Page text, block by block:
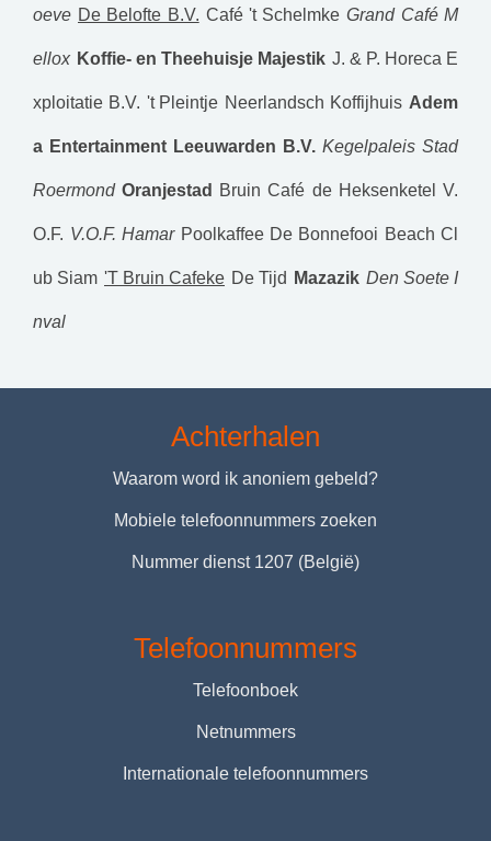
oeve De Belofte B.V. Café 't Schelmke Grand Café M
ellox Koffie- en Theehuisje Majestik J. & P. Horeca E
xploitatie B.V. 't Pleintje Neerlandsch Koffijhuis Adem
a Entertainment Leeuwarden B.V. Kegelpaleis Stad
Roermond Oranjestad Bruin Café de Heksenketel V.
O.F. V.O.F. Hamar Poolkaffee De Bonnefooi Beach Cl
ub Siam 'T Bruin Cafeke De Tijd Mazazik Den Soete I
nval
Achterhalen
Waarom word ik anoniem gebeld?
Mobiele telefoonnummers zoeken
Nummer dienst 1207 (België)
Telefoonnummers
Telefoonboek
Netnummers
Internationale telefoonnummers